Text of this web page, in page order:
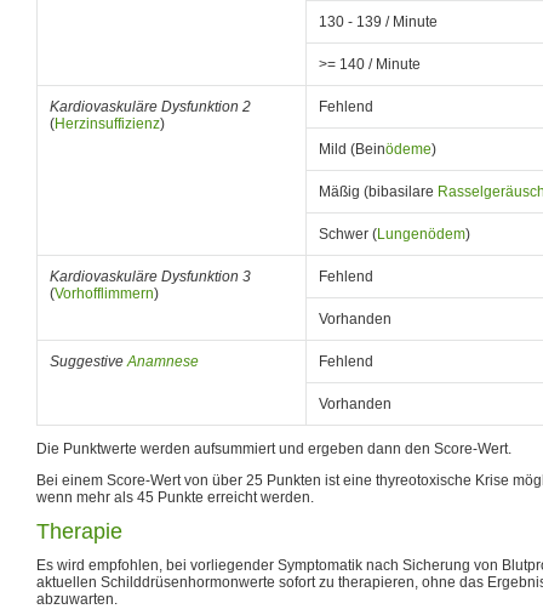
130 - 139 / Minute
>= 140 / Minute
Kardiovaskuläre Dysfunktion 2
(Herzinsuffizienz)
Fehlend
Mild (Beinödeme)
Mäßig (bibasilare
Schwer (Lungenödem)
Kardiovaskuläre Dysfunktion 3
(Vorhofflimmern)
Fehlend
Vorhanden
SuggestiveAnamnese Fehlend
Vorhanden
Die Punktwerte werden aufsummiert und ergeben dann den Score-Wert.
Bei einem Score-Wert von über 25 Punkten ist eine thyreotoxische Krise
wenn mehr als 45 Punkte erreicht werden.
Therapie
Es wird empfohlen, bei vorliegender Symptomatik nach Sicherung von
aktuellen Schilddrüsenhormonwerte sofort zu therapieren, ohne das
abzuwarten.